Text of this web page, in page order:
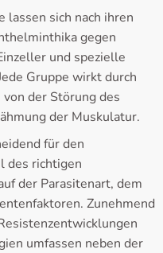
lassen sich nach ihren
gegen
und spezielle
Gruppe wirkt durch
der Störung des
der Muskulatur.
für den
des richtigen
der Parasitenart, dem
Zunehmend
umfassen neben der